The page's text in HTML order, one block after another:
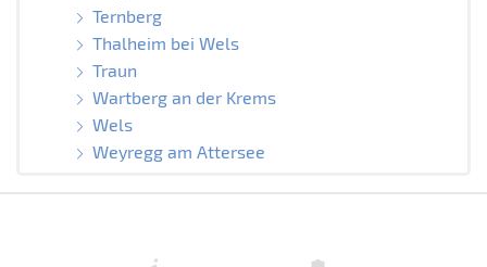
Ternberg
Thalheim bei Wels
Traun
Wartberg an der Krems
Wels
Weyregg am Attersee